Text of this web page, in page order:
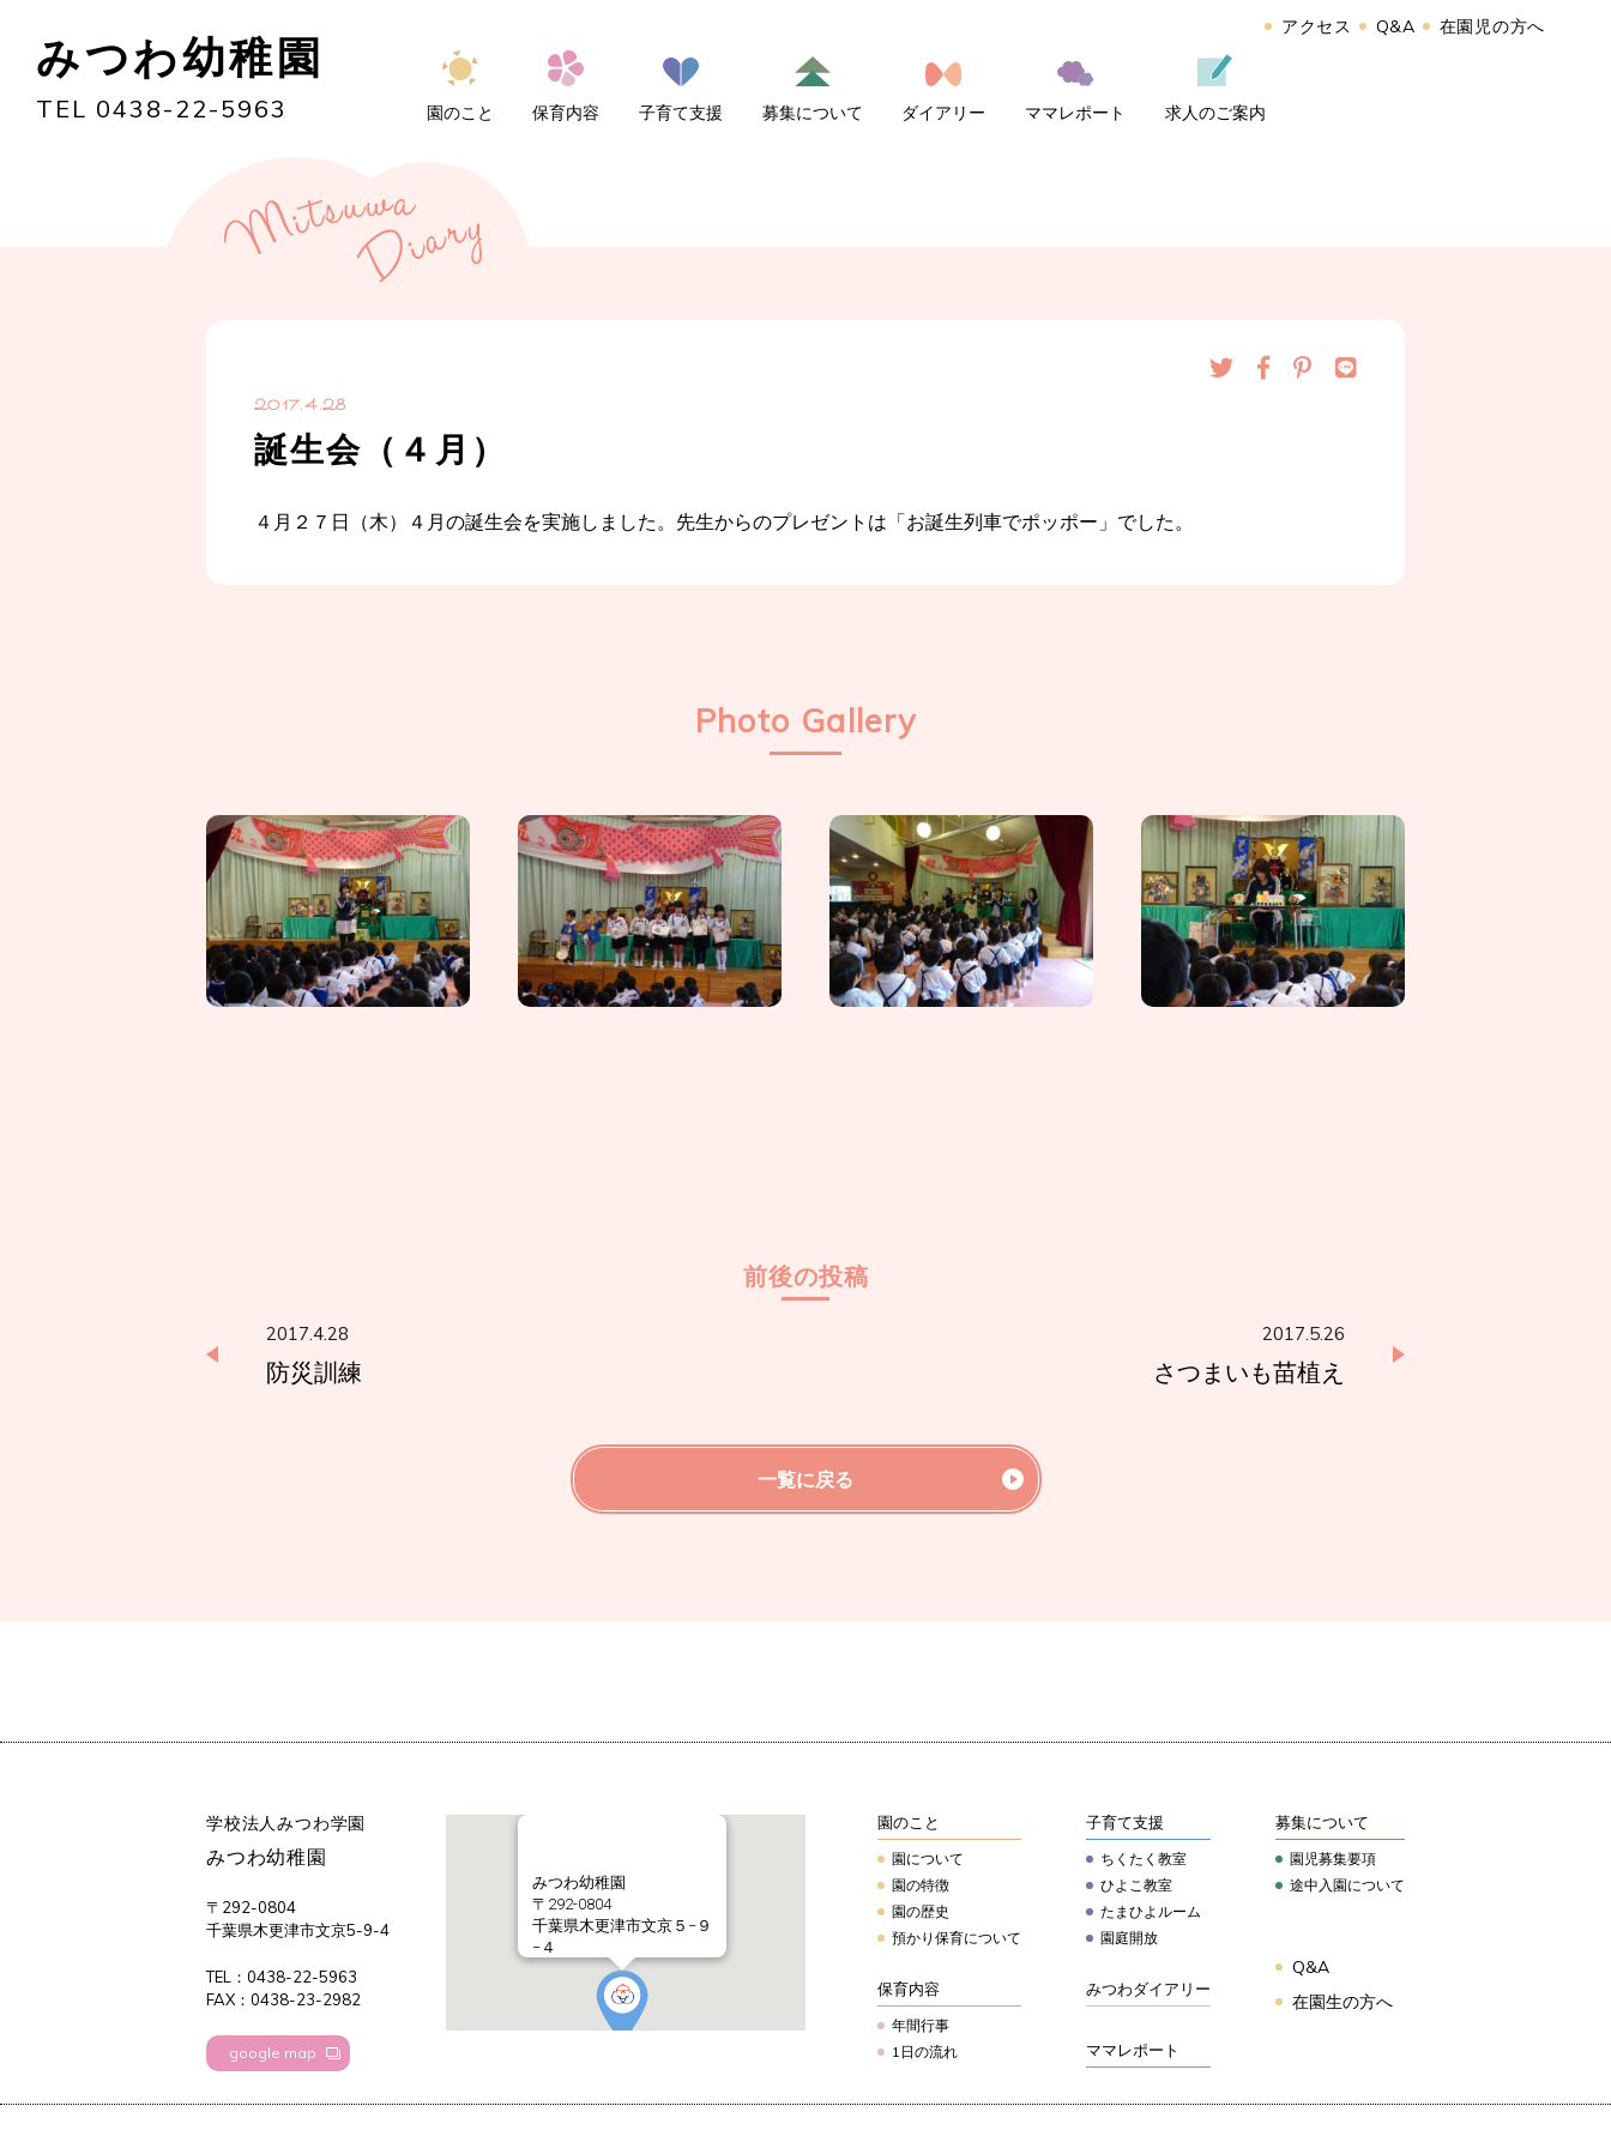
みつわ幼稚園
TEL 0438-22-5963
アクセス Q&A 在園児の方へ
園のこと 保育内容 子育て支援 募集について ダイアリー ママレポート 求人のご案内
2017.4.28
誕生会（４月）
４月２７日（木）４月の誕生会を実施しました。先生からのプレゼントは「お誕生列車でポッポー」でした。
Photo Gallery
前後の投稿
2017.4.28
防災訓練
2017.5.26
さつまいも苗植え
一覧に戻る
学校法人みつわ学園
みつわ幼稚園
〒292-0804
千葉県木更津市文京5-9-4
TEL：0438-22-5963
FAX：0438-23-2982
google map
みつわ幼稚園
〒292-0804
千葉県木更津市文京５−９
−４
Tel.0438-22-5963
園のこと
園について
園の特徴
園の歴史
預かり保育について
保育内容
年間行事
1日の流れ
子育て支援
ちくたく教室
ひよこ教室
たまひよルーム
園庭開放
みつわダイアリー
ママレポート
募集について
園児募集要項
途中入園について
Q&A
在園生の方へ